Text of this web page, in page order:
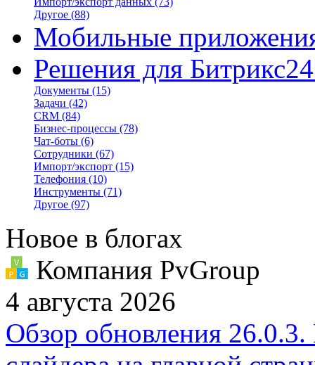
Другое (88)
Мобильные
Решения для Битрикс24
Документы (15)
Задачи (42)
CRM (84)
Бизнес-процессы (78)
Чат-боты (6)
Сотрудники (67)
Импорт/экспорт (15)
Телефония (10)
Инструменты (71)
Другое (97)
Новое в блогах
Компания PvGroup
4 августа 2026
Обзор обновления 26.0.3.